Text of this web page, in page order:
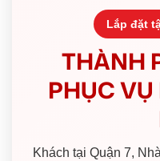
Lắp đặt
THÀNH
PHỤC
Khách tại Quận 7,